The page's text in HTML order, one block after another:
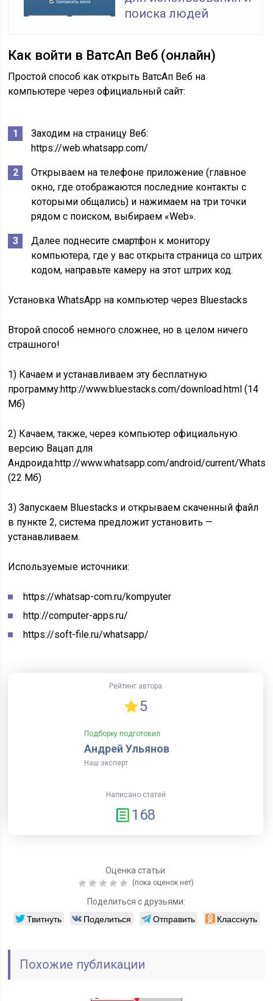
поиска людей
Как войти в ВатсАп Веб (онлайн)
Простой способ как открыть ВатсАп Веб на
компьютере через официальный сайт:
Заходим на страницу Веб:
https://web.whatsapp.com/
Открываем на телефоне приложение (главное
окно, где отображаются последние контакты с
которыми общались) и нажимаем на три точки
рядом с поиском, выбираем «Web».
Далее поднесите смартфон к монитору
компьютера, где у вас открыта страница со штрих
кодом, направьте камеру на этот штрих код.
Установка WhatsApp на компьютер через Bluestacks
Второй способ немного сложнее, но в целом ничего
страшного!
1) Качаем и устанавливаем эту бесплатную
программу:http://www.bluestacks.com/download.html (14
Мб)
2) Качаем, также, через компьютер официальную
версию Вацап для
Андроида:http://www.whatsapp.com/android/current/
(22 Мб)
3) Запускаем Bluestacks и открываем скаченный файл
в пункте 2, система предложит установить —
устанавливаем.
Используемые источники:
https://whatsap-com.ru/kompyuter
http://computer-apps.ru/
https://soft-file.ru/whatsapp/
Рейтинг автора
5
Подборку подготовил
Андрей Ульянов
Наш эксперт
Написано статей
168
Оценка статьи:
(пока оценок нет)
Поделиться с друзьями:
Твитнуть Поделиться Отправить Класснуть
Похожие публикации